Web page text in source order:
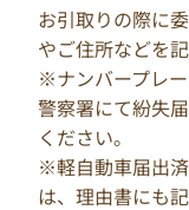
お引取りの際に
やご住所などを
※ナンバープレー
警察署にて紛失
ください。
※軽自動車届出
は、理由書にも